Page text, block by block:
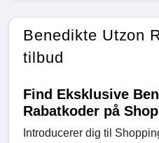
Benedikte Utzon
tilbud
Find Eksklusive
Rabatkoder på
Introducerer dig til